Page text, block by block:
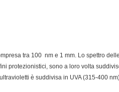
tra 100 nm e 1 mm. Lo spettro delle
protezionistici, sono a loro volta
è suddivisa in UVA (315-400